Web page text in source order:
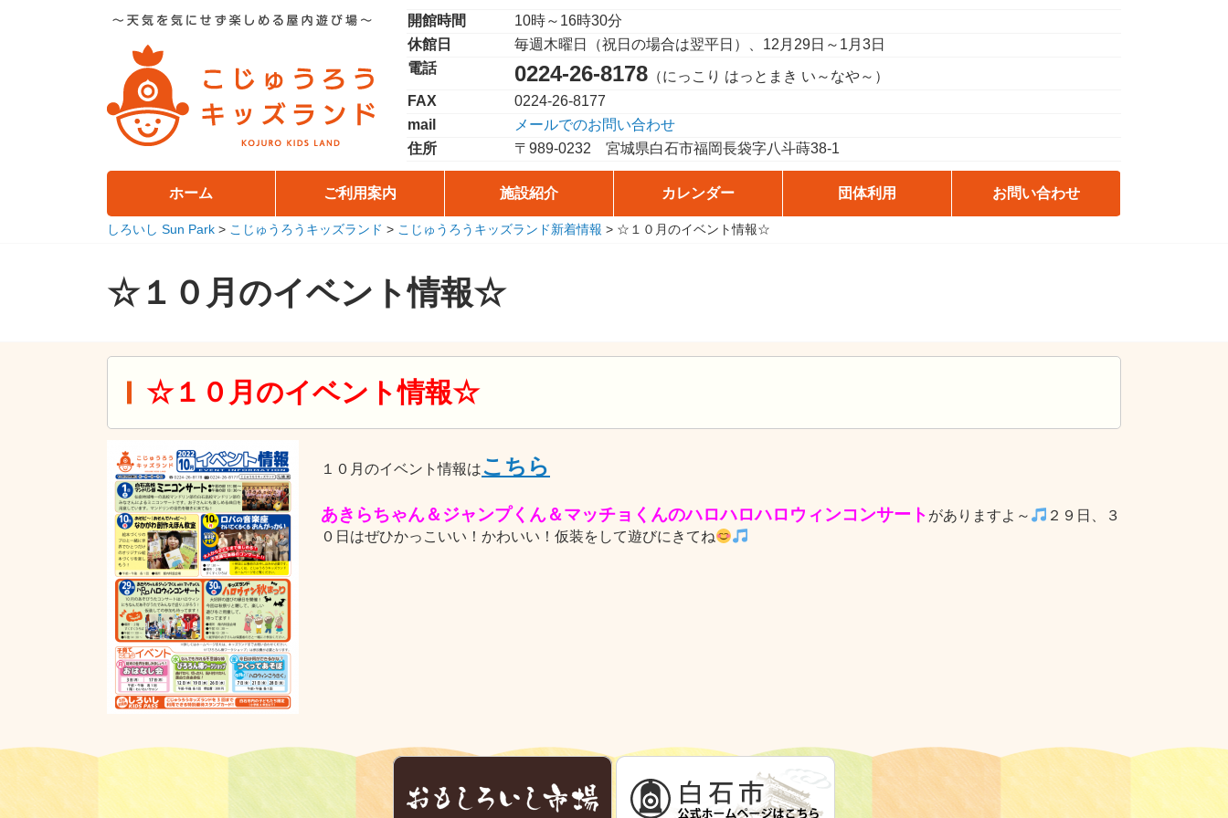
開館時間
10時～16時30分
休館日
毎週木曜日（祝日の場合は翌平日）、12月29日～1月3日
電話
0224-26-8178 （にっこり はっとまき い～なや～）
FAX
0224-26-8177
mail
メールでのお問い合わせ
住所
〒989-0232宮城県白石市福岡長袋字八斗蒔38-1
ホーム ご利用案内 施設紹介 カレンダー 団体利用 お問い合わせ
しろいし Sun Park > こじゅうろうキッズランド > こじゅうろうキッズランド新着情報 > ☆１０月のイベント情報☆
☆１０月のイベント情報☆
☆１０月のイベント情報☆
１０月のイベント情報はこち ら
あきらちゃん＆ジャンプくん＆マッチョくんのハロハロハロウィンコンサート がありますよ～
２９日、３
０日はぜひかっこいい！かわいい！仮装をして遊びにきてね